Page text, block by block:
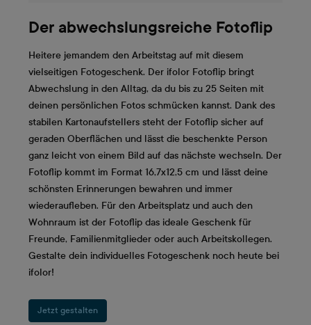
Der abwechslungsreiche Fotoflip
Heitere jemandem den Arbeitstag auf mit diesem
vielseitigen Fotogeschenk. Der ifolor Fotoflip bringt
Abwechslung in den Alltag, da du bis zu 25 Seiten mit
deinen persönlichen Fotos schmücken kannst. Dank des
stabilen Kartonaufstellers steht der Fotoflip sicher auf
geraden Oberflächen und lässt die beschenkte Person
ganz leicht von einem Bild auf das nächste wechseln. Der
Fotoflip kommt im Format 16,7x12,5 cm und lässt deine
schönsten Erinnerungen bewahren und immer
wiederaufleben. Für den Arbeitsplatz und auch den
Wohnraum ist der Fotoflip das ideale Geschenk für
Freunde, Familienmitglieder oder auch Arbeitskollegen.
Gestalte dein individuelles Fotogeschenk noch heute bei
ifolor!
Jetzt gestalten